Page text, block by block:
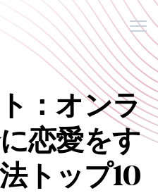
：オンラ
恋愛をす
トップ10